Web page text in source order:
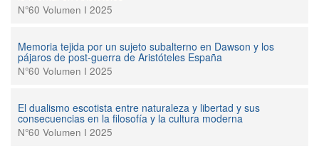
N°60 Volumen I 2025
Memoria tejida por un sujeto subalterno en Dawson y los
pájaros de post-guerra de Aristóteles España
N°60 Volumen I 2025
El dualismo escotista entre naturaleza y libertad y sus
consecuencias en la filosofía y la cultura moderna
N°60 Volumen I 2025